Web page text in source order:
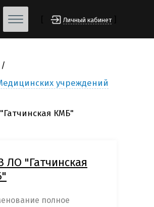
Личный кабинет
учреждений
КМБ"
ЛО "Гатчинская
полное